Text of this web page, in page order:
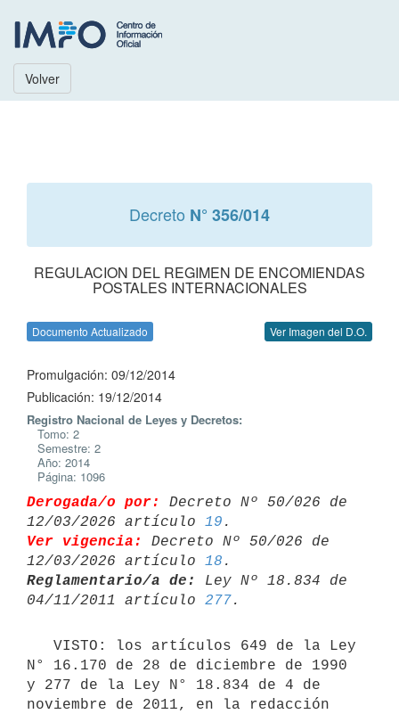
Volver
Decreto N° 356/014
REGULACION DEL REGIMEN DE ENCOMIENDAS
POSTALES INTERNACIONALES
Documento Actualizado Ver Imagen del D.O.
Promulgación: 09/12/2014
Publicación: 19/12/2014
Registro Nacional de Leyes y Decretos:
Tomo: 2
Semestre: 2
Año: 2014
Página: 1096
Derogada/o por:
Decreto Nº 50/026 de
12/03/2026 artículo 19
Ver vigencia:
Decreto Nº 50/026 de
12/03/2026 artículo 18
Reglamentario/a de:
Ley Nº 18.834 de
04/11/2011 artículo 277
N° 16.170 de 28 de diciembre de 1990
y 277 de la Ley N° 18.834 de 4 de
noviembre de 2011, en la redacción